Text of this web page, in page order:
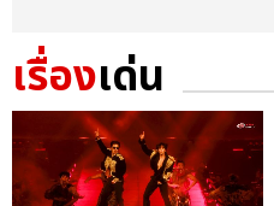
เรื่องเด่น